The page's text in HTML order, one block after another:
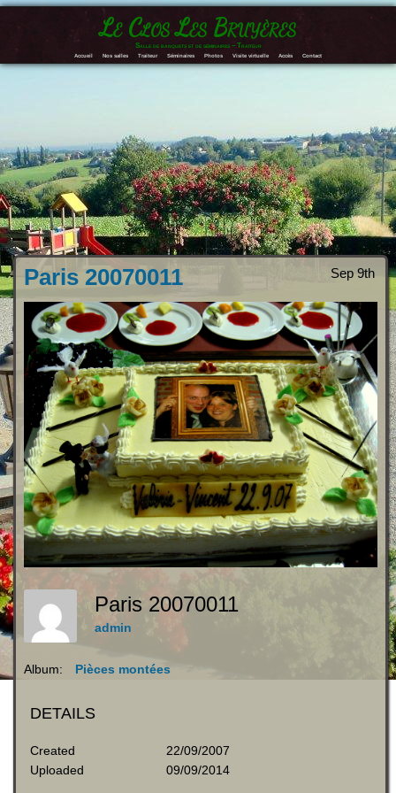
Le Clos Les Bruyères
Salle de banquets et de séminaires – Traiteur
Accueil Nos salles Traiteur Séminaires Photos Visite virtuelle Accès Contact
Sep 9th
Paris 20070011
Paris 20070011
admin
Album: Pièces montées
DETAILS
Created
22/09/2007
Uploaded
09/09/2014